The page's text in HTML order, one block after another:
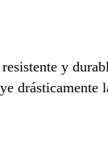
y
drásticamente